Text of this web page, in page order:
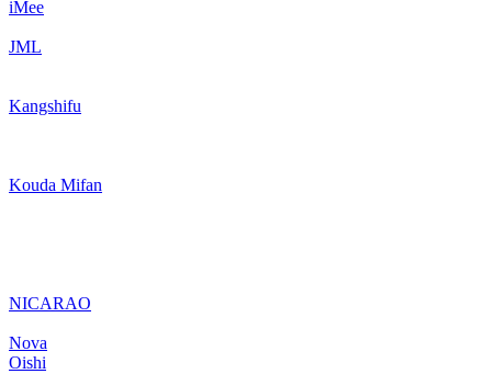
iMee
JML
Kangshifu
Kouda Mifan
NICARAO
Nova
Oishi